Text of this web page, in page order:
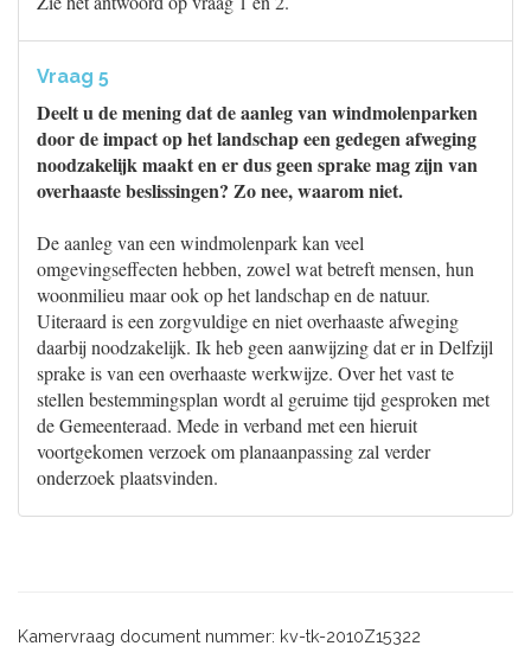
Vraag 5
Deelt u de mening dat de aanleg van windmolenparken
door de impact op het landschap een gedegen afweging
noodzakelijk maakt en er dus geen sprake mag zijn van
overhaaste beslissingen? Zo nee, waarom niet.
De aanleg van een windmolenpark kan veel
omgevingseffecten hebben, zowel wat betreft mensen, hun
woonmilieu maar ook op het landschap en de natuur.
Uiteraard is een zorgvuldige en niet overhaaste afweging
daarbij noodzakelijk. Ik heb geen aanwijzing dat er in Delfzijl
sprake is van een overhaaste werkwijze. Over het vast te
stellen bestemmingsplan wordt al geruime tijd gesproken met
de Gemeenteraad. Mede in verband met een hieruit
voortgekomen verzoek om planaanpassing zal verder
onderzoek plaatsvinden.
Kamervraag document nummer: kv-tk-2010Z15322